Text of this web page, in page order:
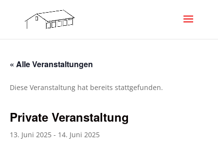
« Alle Veranstaltungen
Diese Veranstaltung hat bereits stattgefunden.
Private Veranstaltung
13. Juni 2025 - 14. Juni 2025